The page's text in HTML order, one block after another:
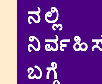
ನಲ್ಲಿ
ಬಗ್ಗೆ